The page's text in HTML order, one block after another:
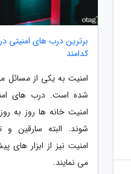
برترین درب های امنیتی در
کدامند
امنیت به یکی از مسائل
شده است. درب های
امنیت خانه ها روز به
شوند. البته سارقین و
امنیت نیز از ابزار های
می نمایند.